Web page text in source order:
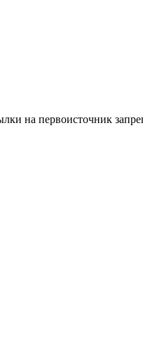
на первоисточник